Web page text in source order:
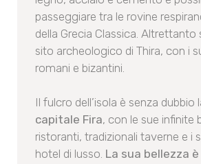
passeggiare tra le rovine
della Grecia Classica. Altrettanto
sito archeologico di Thira, con i
romani e bizantini.
Il fulcro dell’isola è senza dubbio
capitale Fira, con le sue infinite
ristoranti, tradizionali taverne e i
hotel di lusso. La sua bellezza è